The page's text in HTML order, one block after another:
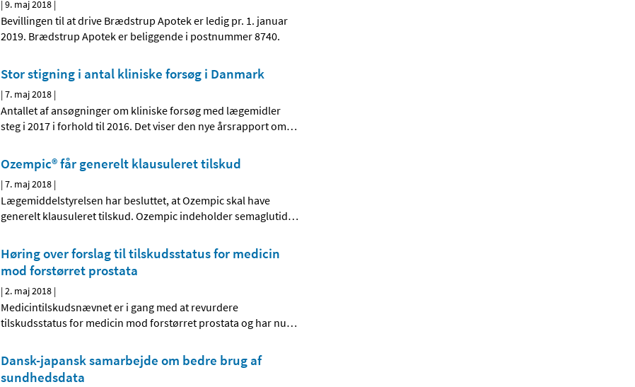
|9. maj 2018 |
Bevillingen til at drive Brædstrup Apotek er ledig pr. 1. januar
2019. Brædstrup Apotek er beliggende i postnummer 8740.
Stor stigning i antal kliniske forsøg i Danmark
|7. maj 2018 |
Antallet af ansøgninger om kliniske forsøg med lægemidler
steg i 2017 i forhold til 2016. Det viser den nye årsrapport om…
Ozempic® får generelt klausuleret tilskud
|7. maj 2018 |
Lægemiddelstyrelsen har besluttet, at Ozempic skal have
generelt klausuleret tilskud. Ozempic indeholder semaglutid…
Høring over forslag til tilskudsstatus for medicin
mod forstørret prostata
|2. maj 2018 |
Medicintilskudsnævnet er i gang med at revurdere
tilskudsstatus for medicin mod forstørret prostata og har nu…
Dansk-japansk samarbejde om bedre brug af
sundhedsdata